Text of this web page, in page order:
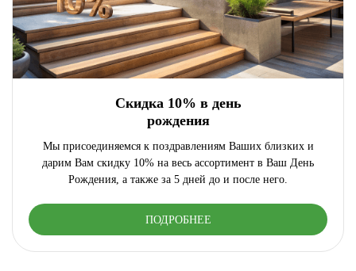
Скидка 10% в день
рождения
Мы присоединяемся к поздравлениям Ваших близких и
дарим Вам скидку 10% на весь ассортимент в Ваш День
Рождения, а также за 5 дней до и после него.
ПОДРОБНЕЕ